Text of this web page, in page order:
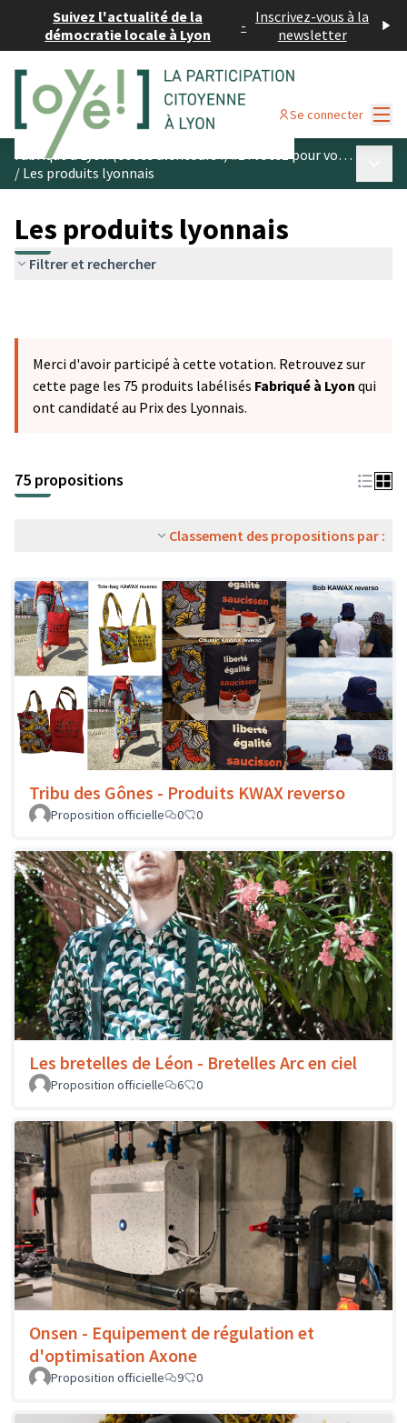
Suivez l'actualité de la
démocratie locale à Lyon
- Inscrivez-vous à la
newsletter
Se connecter
Fabriqué à Lyon (et ses alentours !) #1 : votez pour vos produits préférés
/ Les produits lyonnais
Les produits lyonnais
Filtrer et rechercher
Merci d'avoir participé à cette votation. Retrouvez sur
cette page les 75 produits labélisés Fabriqué à Lyon qui
ont candidaté au Prix des Lyonnais.
75 propositions
Classement des propositions par :
Tribu des Gônes - Produits KWAX reverso
Proposition officielle 0 0
Les bretelles de Léon - Bretelles Arc en ciel
Proposition officielle 6 0
Onsen - Equipement de régulation et
d'optimisation Axone
Proposition officielle 9 0